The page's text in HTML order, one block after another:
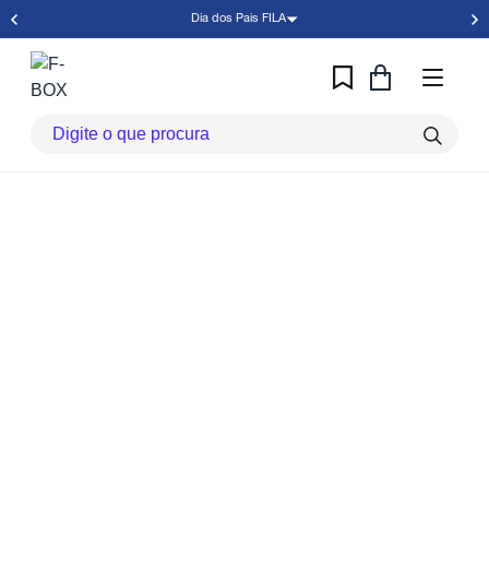
Dia dos Pais FILA